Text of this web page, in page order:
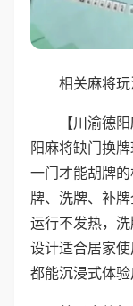
相关麻将
【川渝德
阳麻将缺门换
一门才能胡牌
牌、洗牌、补
运行不发热，
设计适合居家使
都能沉浸式体验